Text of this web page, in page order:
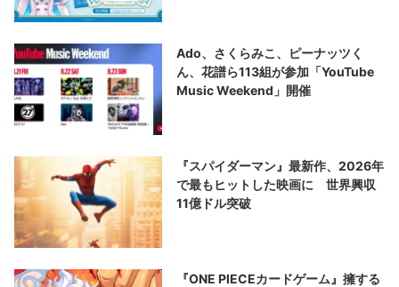
Ado、さくらみこ、ピーナッツく
ん、花譜ら113組が参加「YouTube
Music Weekend」開催
『スパイダーマン』最新作、2026年
で最もヒットした映画に 世界興収
11億ドル突破
『ONE PIECEカードゲーム』擁する